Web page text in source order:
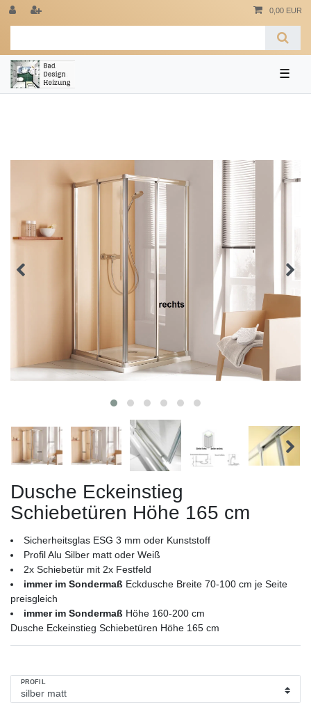
0,00 EUR
☰
Dusche Eckeinstieg
Schiebetüren Höhe 165 cm
Sicherheitsglas ESG 3 mm oder Kunststoff
Profil Alu Silber matt oder Weiß
2x Schiebetür mit 2x Festfeld
immer im Sondermaß Eckdusche Breite 70-100 cm je Seite
preisgleich
immer im Sondermaß Höhe 160-200 cm
Dusche Eckeinstieg Schiebetüren Höhe 165 cm
PROFIL